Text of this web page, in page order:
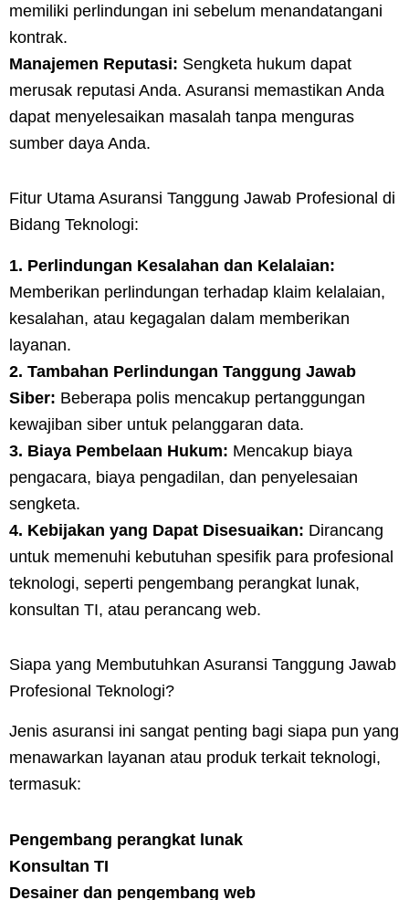
memiliki perlindungan ini sebelum menandatangani
kontrak.
Manajemen Reputasi: Sengketa hukum dapat
merusak reputasi Anda. Asuransi memastikan Anda
dapat menyelesaikan masalah tanpa menguras
sumber daya Anda.
Fitur Utama Asuransi Tanggung Jawab Profesional di
Bidang Teknologi:
1. Perlindungan Kesalahan dan Kelalaian:
Memberikan perlindungan terhadap klaim kelalaian,
kesalahan, atau kegagalan dalam memberikan
layanan.
2. Tambahan Perlindungan Tanggung Jawab
Siber: Beberapa polis mencakup pertanggungan
kewajiban siber untuk pelanggaran data.
3. Biaya Pembelaan Hukum: Mencakup biaya
pengacara, biaya pengadilan, dan penyelesaian
sengketa.
4. Kebijakan yang Dapat Disesuaikan: Dirancang
untuk memenuhi kebutuhan spesifik para profesional
teknologi, seperti pengembang perangkat lunak,
konsultan TI, atau perancang web.
Siapa yang Membutuhkan Asuransi Tanggung Jawab
Profesional Teknologi?
Jenis asuransi ini sangat penting bagi siapa pun yang
menawarkan layanan atau produk terkait teknologi,
termasuk:
Pengembang perangkat lunak
Konsultan TI
Desainer dan pengembang web